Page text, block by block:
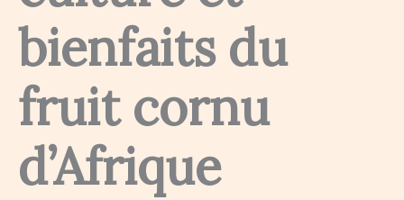
bienfaits du
fruit cornu
d’Afrique